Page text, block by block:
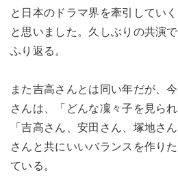
と日本のドラマ界を牽引してい
と思いました。久しぶりの共演
ふり返る。
また吉高さんとは同い年だが、
さんは、「どんな凜々子を見ら
「吉高さん、安田さん、塚地さ
さんと共にいいバランスを作り
ている。